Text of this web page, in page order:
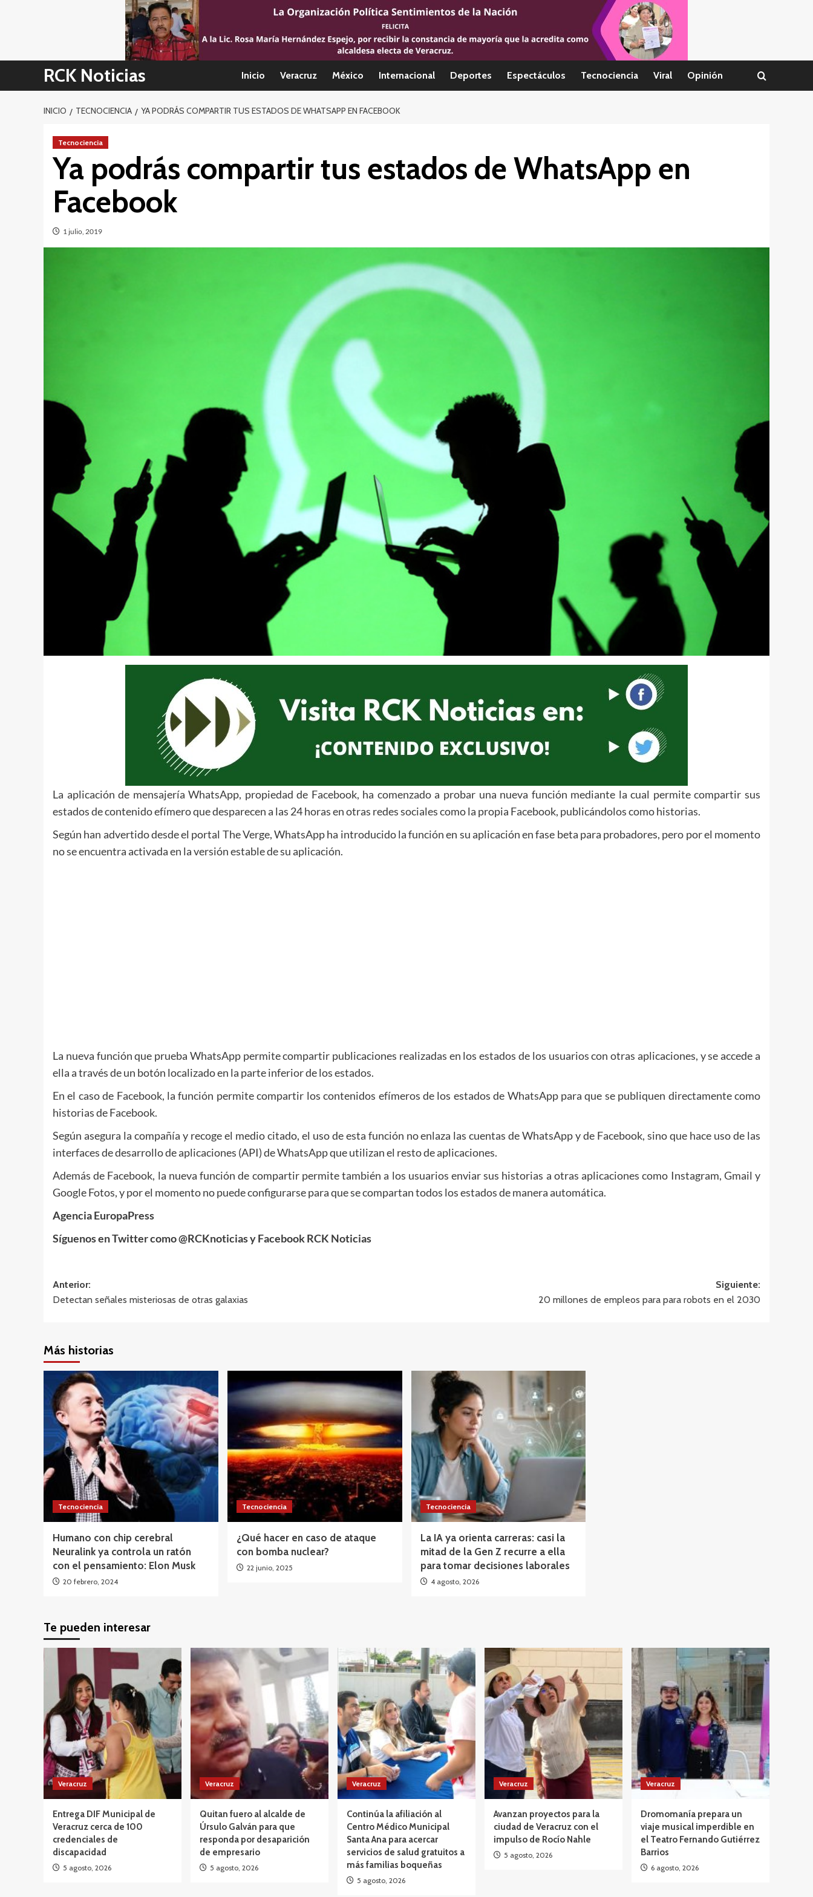
RCK Noticias Inicio Veracruz México Internacional Deportes Espectáculos Tecnociencia Viral Opinión
INICIO TECNOCIENCIA YA PODRÁS COMPARTIR TUS ESTADOS DE WHATSAPP EN FACEBOOK
Tecnociencia
Ya podrás compartir tus estados de WhatsApp en
Facebook
1 julio, 2019
La aplicación de mensajería WhatsApp, propiedad de Facebook, ha comenzado a probar una nueva función mediante la cual permite compartir sus
estados de contenido efímero que desparecen a las 24 horas en otras redes sociales como la propia Facebook, publicándolos como historias.
Según han advertido desde el portal The Verge, WhatsApp ha introducido la función en su aplicación en fase beta para probadores, pero por el momento
no se encuentra activada en la versión estable de su aplicación.
La nueva función que prueba WhatsApp permite compartir publicaciones realizadas en los estados de los usuarios con otras aplicaciones, y se accede a
ella a través de un botón localizado en la parte inferior de los estados.
En el caso de Facebook, la función permite compartir los contenidos efímeros de los estados de WhatsApp para que se publiquen directamente como
historias de Facebook.
Según asegura la compañía y recoge el medio citado, el uso de esta función no enlaza las cuentas de WhatsApp y de Facebook, sino que hace uso de las
interfaces de desarrollo de aplicaciones (API) de WhatsApp que utilizan el resto de aplicaciones.
Además de Facebook, la nueva función de compartir permite también a los usuarios enviar sus historias a otras aplicaciones como Instagram, Gmail y
Google Fotos, y por el momento no puede configurarse para que se compartan todos los estados de manera automática.
Agencia EuropaPress
Síguenos en Twitter como @RCKnoticias y Facebook RCK Noticias
Navegación
de
Anterior:
Detectan señales misteriosas de otras galaxias
Siguiente:
20 millones de empleos para para robots en el 2030
Más historias
Tecnociencia
Humano con chip cerebral
Neuralink ya controla un ratón
con el pensamiento: Elon Musk
20 febrero, 2024
Tecnociencia
¿Qué hacer en caso de ataque
con bomba nuclear?
22 junio, 2025
Tecnociencia
La IA ya orienta carreras: casi la
mitad de la Gen Z recurre a ella
para tomar decisiones laborales
4 agosto, 2026
Te pueden interesar
Veracruz
Entrega DIF Municipal de
Veracruz cerca de 100
credenciales de
discapacidad
5 agosto, 2026
Veracruz
Quitan fuero al alcalde de
Úrsulo Galván para que
responda por desaparición
de empresario
5 agosto, 2026
Veracruz
Continúa la afiliación al
Centro Médico Municipal
Santa Ana para acercar
servicios de salud gratuitos a
más familias boqueñas
5 agosto, 2026
Veracruz
Avanzan proyectos para la
ciudad de Veracruz con el
impulso de Rocío Nahle
5 agosto, 2026
Veracruz
Dromomanía prepara un
viaje musical imperdible en
el Teatro Fernando Gutiérrez
Barrios
6 agosto, 2026